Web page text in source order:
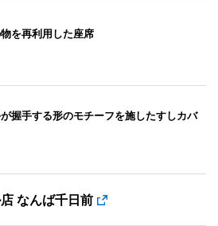
を再利用した座席
握手する形のモチーフを施したすしカバ
なんば千日前